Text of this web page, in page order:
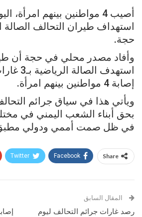
أصيب 4 مواطنين بينهم امرأة،
استهداف طيران التحالف الصالة
حجة.
وأفاد مصدر محلي في حجة أن
استهدف
إصابة 4 مواطنين بينهم امرأة.
ويأتي هذا في سياق جرائم
بحق أبناء الشعب اليمني في
في ظل صمت أممي ودولي
Share
Facebook
Twitter
المقال السابق
رصد غارات جرائم التحالف ليوم